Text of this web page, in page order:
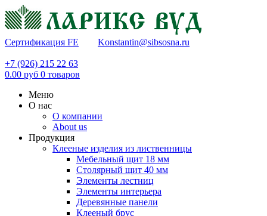
Сертификация FE Konstantin@sibsosna.ru
+7 (926) 215 22 63
0.00 руб 0 товаров
Меню
О нас
О компании
About us
Продукция
Клееные изделия из лиственницы
Мебельный щит 18 мм
Столярный щит 40 мм
Элементы лестниц
Элементы интерьера
Деревянные панели
Клееный брус